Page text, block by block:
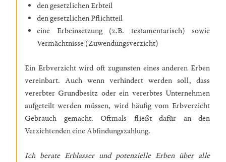
den gesetzlichen Erbteil
den gesetzlichen Pflichtteil
eine Erbeinsetzung (z.B. testamentarisch) sowie
Vermächtnisse (Zuwendungsverzicht)
Ein Erbverzicht wird oft zugunsten eines anderen Erben
vereinbart. Auch wenn verhindert werden soll, dass
vererbter Grundbesitz oder ein vererbtes Unternehmen
aufgeteilt werden müssen, wird häufig vom Erbverzicht
Gebrauch gemacht. Oftmals fließt dafür an den
Verzichtenden eine Abfindungszahlung.
Ich berate Erblasser und potenzielle Erben über alle